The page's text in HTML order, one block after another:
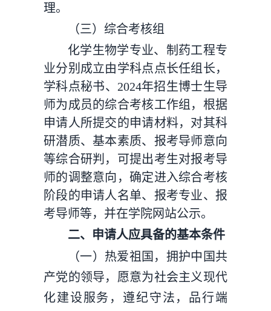
理。
（三）综合考核组
化学生物学专业、制药工程专
业分别成立由学科点点长任组长，
学科点秘书、2024年招生博士生导
师为成员的综合考核工作组，根据
申请人所提交的申请材料，对其科
研潜质、基本素质、报考导师意向
等综合研判，可提出考生对报考导
师的调整意向，确定进入综合考核
阶段的申请人名单、报考专业、报
考导师等，并在学院网站公示。
二、申请人应具备的基本条件
（一）热爱祖国，拥护中国共
产党的领导，愿意为社会主义现代
化建设服务，遵纪守法，品行端